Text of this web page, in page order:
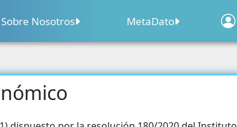
Seguridad
Educacion
Sobre Nosotros MetaDato